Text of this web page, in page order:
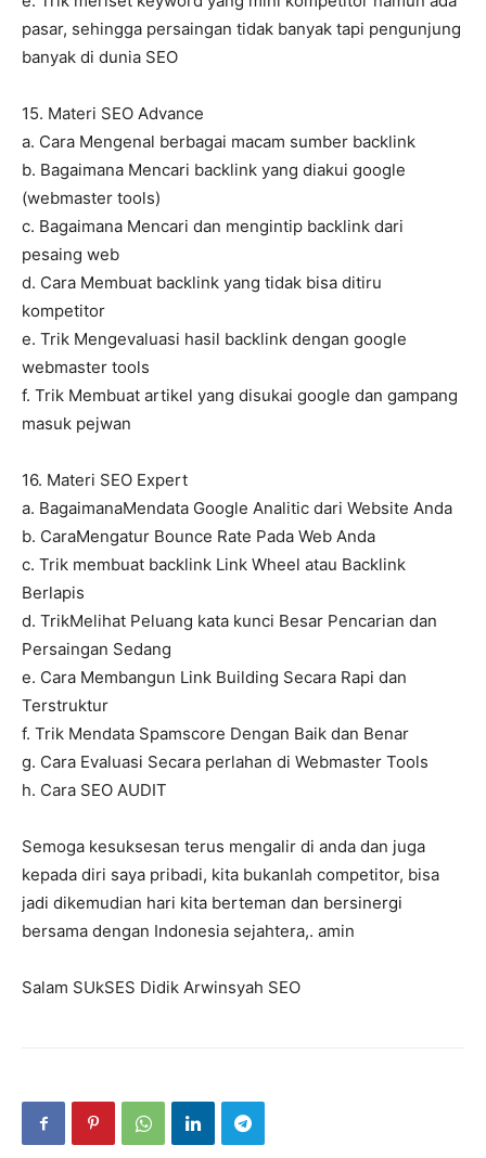
pasar, sehingga persaingan tidak banyak tapi pengunjung
banyak di dunia SEO
15. Materi SEO Advance
a. Cara Mengenal berbagai macam sumber backlink
b. Bagaimana Mencari backlink yang diakui google
(webmaster tools)
c. Bagaimana Mencari dan mengintip backlink dari
pesaing web
d. Cara Membuat backlink yang tidak bisa ditiru
kompetitor
e. Trik Mengevaluasi hasil backlink dengan google
webmaster tools
f. Trik Membuat artikel yang disukai google dan gampang
masuk pejwan
16. Materi SEO Expert
a. BagaimanaMendata Google Analitic dari Website Anda
b. CaraMengatur Bounce Rate Pada Web Anda
c. Trik membuat backlink Link Wheel atau Backlink
Berlapis
d. TrikMelihat Peluang kata kunci Besar Pencarian dan
Persaingan Sedang
e. Cara Membangun Link Building Secara Rapi dan
Terstruktur
f. Trik Mendata Spamscore Dengan Baik dan Benar
g. Cara Evaluasi Secara perlahan di Webmaster Tools
h. Cara SEO AUDIT
Semoga kesuksesan terus mengalir di anda dan juga
kepada diri saya pribadi, kita bukanlah competitor, bisa
jadi dikemudian hari kita berteman dan bersinergi
bersama dengan Indonesia sejahtera,. amin
Salam SUkSES Didik Arwinsyah SEO